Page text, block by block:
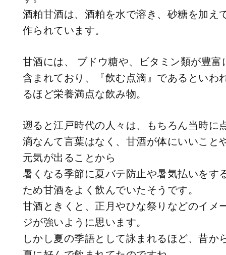
酒粕甘酒は、酒粕を水で溶き、砂糖を加え
作られています。
甘酒には、 ブドウ糖や、ビタミン類が豊富
含まれており、『飲む点滴』であるといわ
るほど栄養満点な飲み物。
遡ると江戸時代の人々は、もちろん当時に
滴なんて言葉はなく、甘酒が体にいいこと
元気が出ることから
暑くなる季節に夏バテ防止や暑気払いをす
ため甘酒をよく飲んでいたそうです。
甘酒ときくと、正月やひな祭りなどのイメ
ジが強いように思います。
しかし夏の季語として詠まれるほど、昔か